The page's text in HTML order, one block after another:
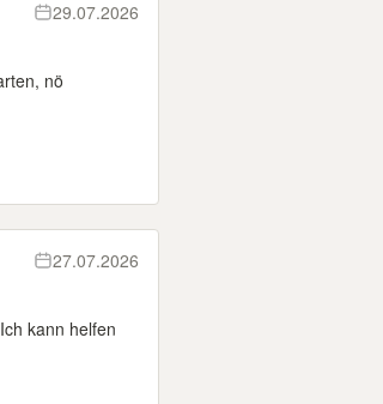
29.07.2026
nö
27.07.2026
kann helfen